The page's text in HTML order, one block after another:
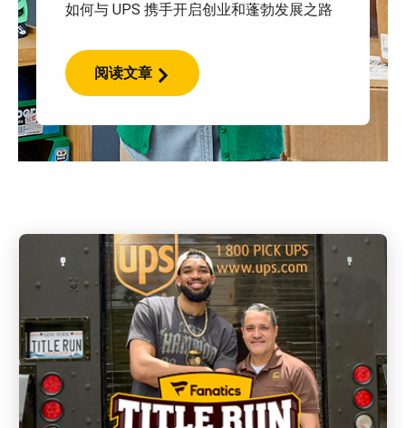
如何与 UPS 携手开启创业和蓬勃发展之路
阅读文章
与
这
功
携